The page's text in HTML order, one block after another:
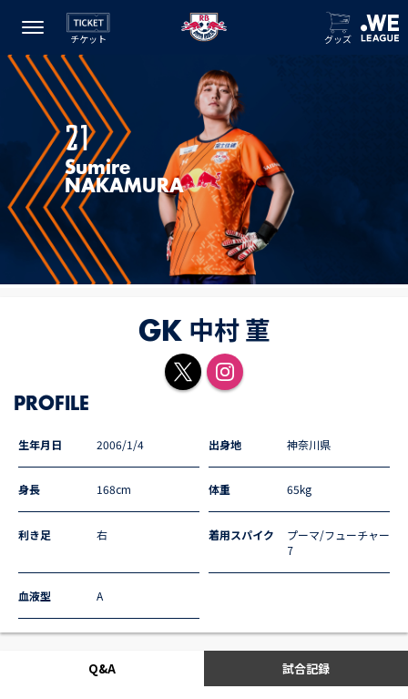
チケット グッズ
21
Sumire
NAKAMURA
GK 中村 菫
PROFILE
生年月日 2006/1/4 出身地 神奈川県
身長 168cm 体重 65kg
利き足 右 着用スパイク
プーマ/フューチャー
7
血液型 A
Q&A 試合記録